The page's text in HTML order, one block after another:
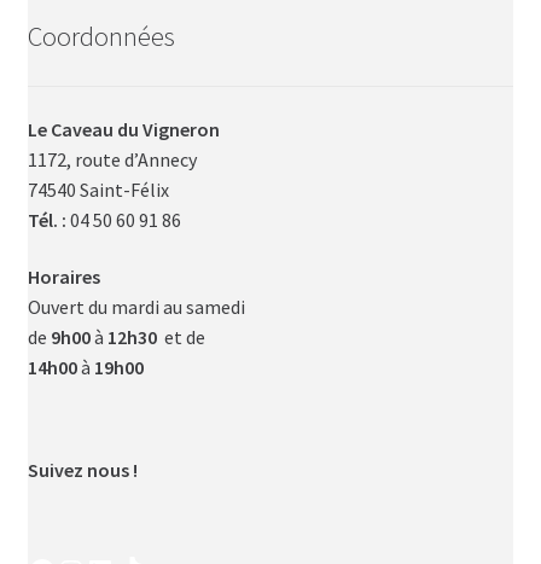
Coordonnées
Le Caveau du Vigneron
1172, route d’Annecy
74540 Saint-Félix
Tél. : 04 50 60 91 86
Horaires
Ouvert du mardi au samedi
de 9h00à 12h30 et de
14h00à 19h00
Suivez nous !